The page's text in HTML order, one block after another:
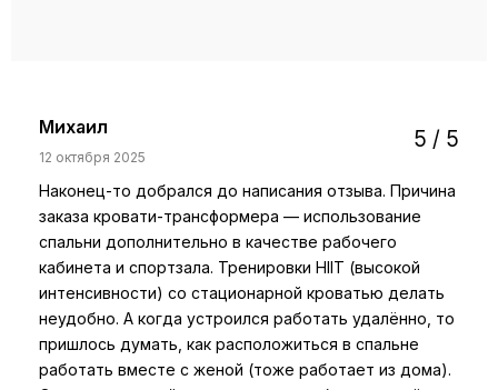
Михаил
12 октября 2025
5 / 5
Наконец-то добрался до написания отзыва. Причина
заказа кровати-трансформера — использование
спальни дополнительно в качестве рабочего
кабинета и спортзала. Тренировки HIIT (высокой
интенсивности) со стационарной кроватью делать
неудобно. А когда устроился работать удалённо, то
пришлось думать, как расположиться в спальне
работать вместе с женой (тоже работает из дома).